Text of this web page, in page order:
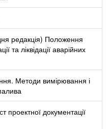
редакція) Положення
та ліквідації аварійних
Методи вимірювання і
проектної документації